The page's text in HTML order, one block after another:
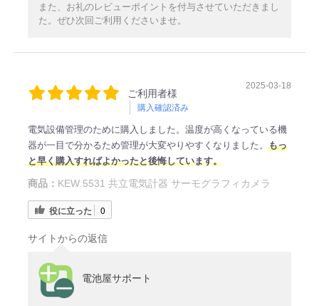
また、お礼のレビューポイントを付与させていただきまし
た。ぜひ次回ご利用くださいませ。
ご利用者様
購入確認済み
2025-03-18
電気設備管理のために購入しました。温度が高くなっている機
器が一目で分かるため管理が大変やりやすくなりました。 もっ
と早く購入すればよかったと後悔しています。
商品： KEW 5531 共立電気計器 サーモグラフィカメラ
役に立った 0
サイトからの返信
電池屋サポート